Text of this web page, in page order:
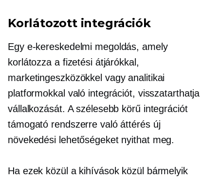
Korlátozott integrációk
Egy e-kereskedelmi megoldás, amely
korlátozza a fizetési átjárókkal,
marketingeszközökkel vagy analitikai
platformokkal való integrációt, visszatarthatja
vállalkozását. A szélesebb körű integrációt
támogató rendszerre való áttérés új
növekedési lehetőségeket nyithat meg.
Ha ezek közül a kihívások közül bármelyik